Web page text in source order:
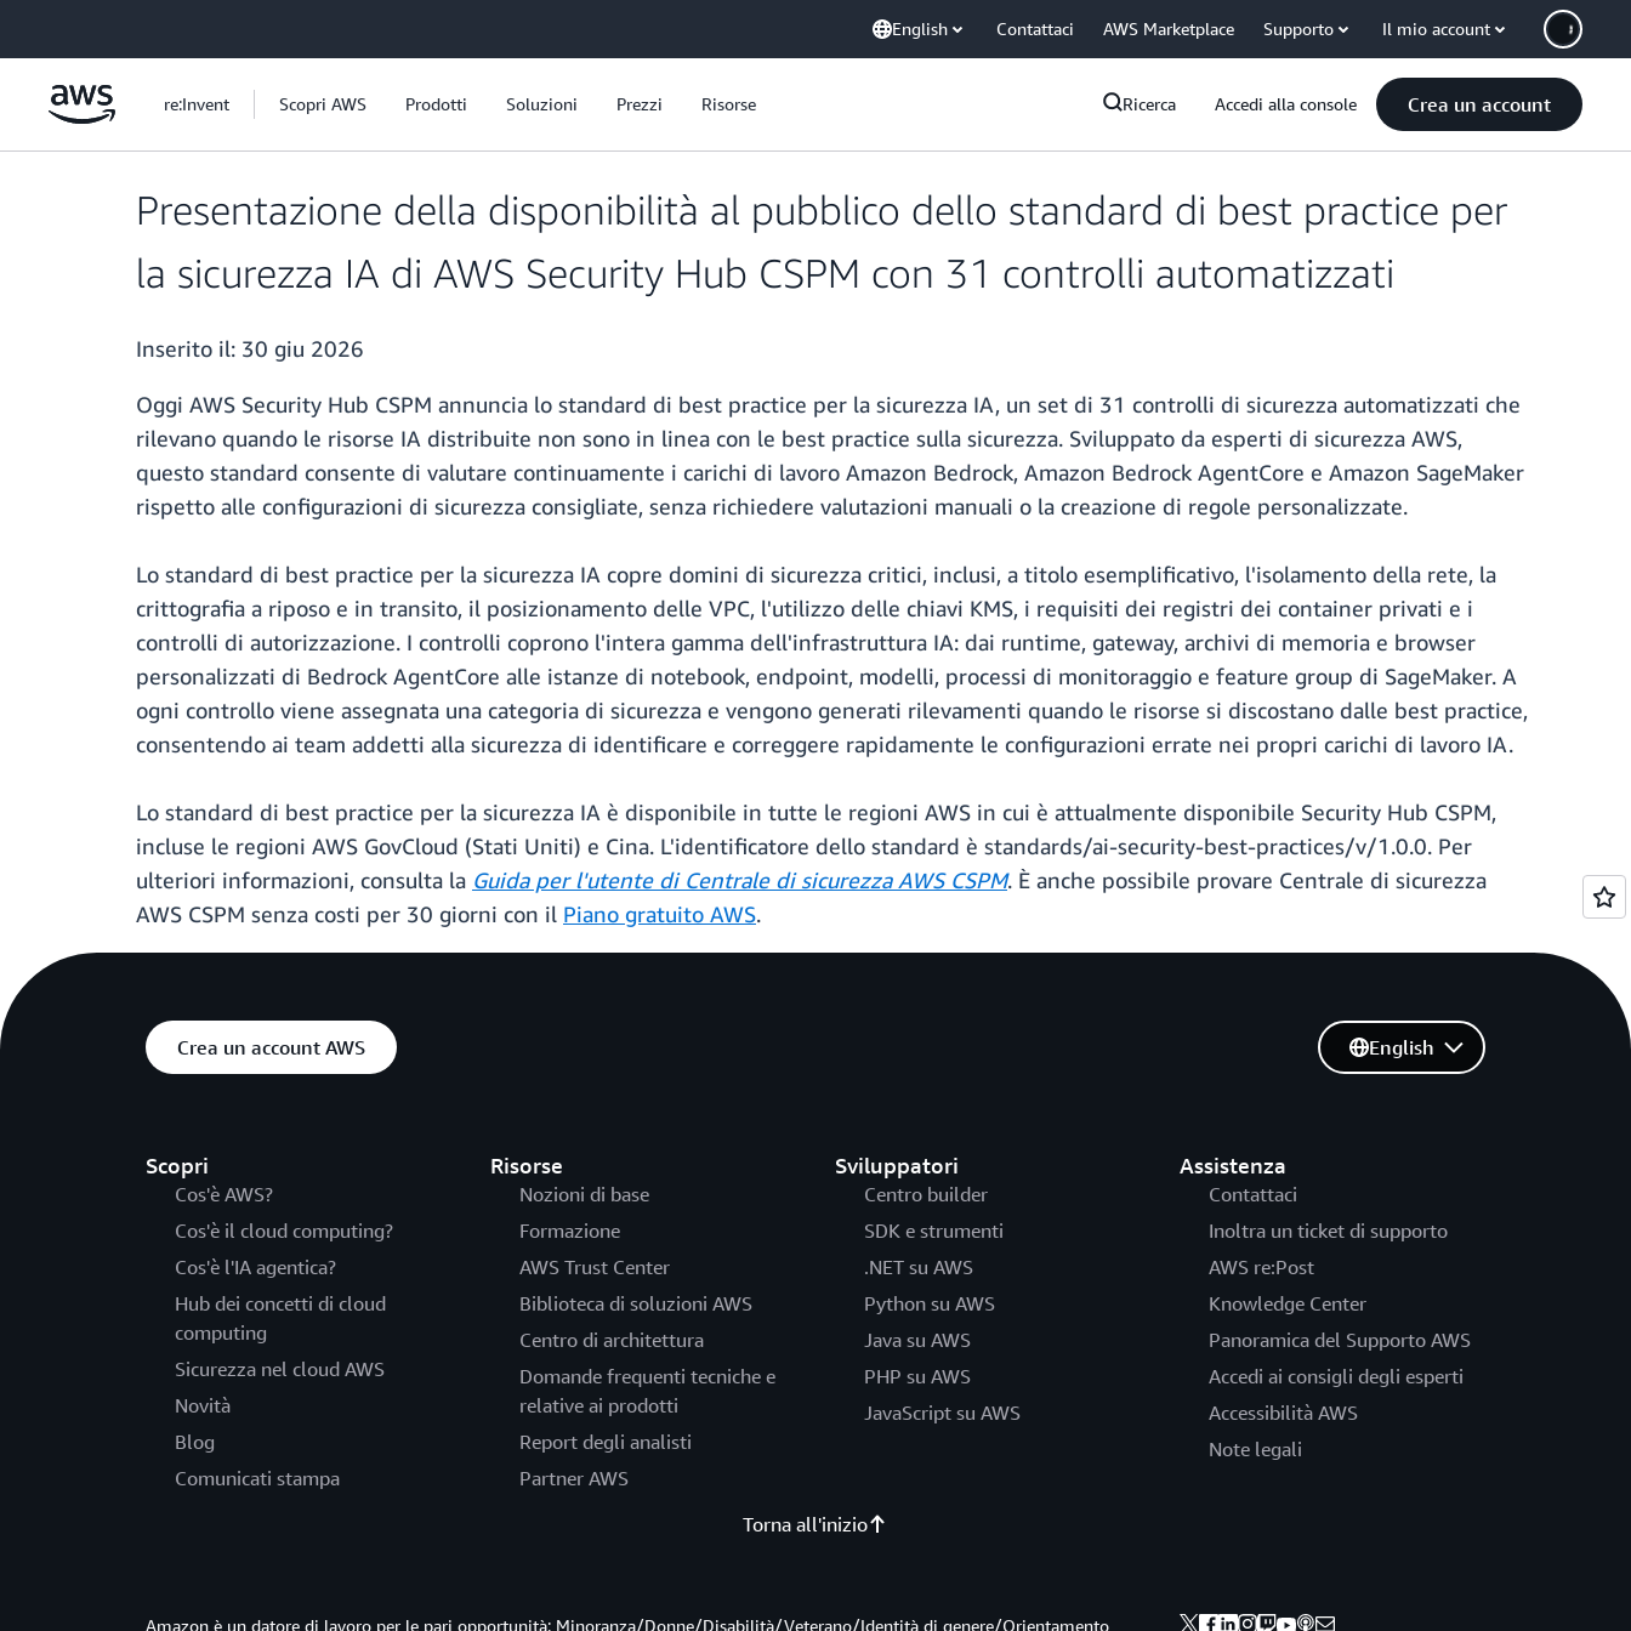
English Contattaci AWS Marketplace Supporto Il mio account
re:Invent Scopri AWS Prodotti Soluzioni Prezzi Risorse Ricerca Accedi alla console Crea un account
Presentazione della disponibilità al pubblico dello standard di best practice per
la sicurezza IA di AWS Security Hub CSPM con 31 controlli automatizzati
Inserito il: 30 giu 2026
Oggi AWS Security Hub CSPM annuncia lo standard di best practice per la sicurezza IA, un set di 31 controlli di sicurezza automatizzati che
rilevano quando le risorse IA distribuite non sono in linea con le best practice sulla sicurezza. Sviluppato da esperti di sicurezza AWS,
questo standard consente di valutare continuamente i carichi di lavoro Amazon Bedrock, Amazon Bedrock AgentCore e Amazon SageMaker
rispetto alle configurazioni di sicurezza consigliate, senza richiedere valutazioni manuali o la creazione di regole personalizzate.
Lo standard di best practice per la sicurezza IA copre domini di sicurezza critici, inclusi, a titolo esemplificativo, l'isolamento della rete, la
crittografia a riposo e in transito, il posizionamento delle VPC, l'utilizzo delle chiavi KMS, i requisiti dei registri dei container privati e i
controlli di autorizzazione. I controlli coprono l'intera gamma dell'infrastruttura IA: dai runtime, gateway, archivi di memoria e browser
personalizzati di Bedrock AgentCore alle istanze di notebook, endpoint, modelli, processi di monitoraggio e feature group di SageMaker. A
ogni controllo viene assegnata una categoria di sicurezza e vengono generati rilevamenti quando le risorse si discostano dalle best practice,
consentendo ai team addetti alla sicurezza di identificare e correggere rapidamente le configurazioni errate nei propri carichi di lavoro IA.
Lo standard di best practice per la sicurezza IA è disponibile in tutte le regioni AWS in cui è attualmente disponibile Security Hub CSPM,
incluse le regioni AWS GovCloud (Stati Uniti) e Cina. L'identificatore dello standard è standards/ai-security-best-practices/v/1.0.0. Per
ulteriori informazioni, consulta la Guida per l'utente di Centrale di sicurezza AWS CSPM. È anche possibile provare Centrale di sicurezza
AWS CSPM senza costi per 30 giorni con il Piano gratuito AWS.
Crea un account AWS
Scopri
Cos'è AWS?
Cos'è il cloud computing?
Cos'è l'IA agentica?
Hub dei concetti di cloud
computing
Sicurezza nel cloud AWS
Novità
Blog
Comunicati stampa
Risorse
Nozioni di base
Formazione
AWS Trust Center
Biblioteca di soluzioni AWS
Centro di architettura
Domande frequenti tecniche e
relative ai prodotti
Report degli analisti
Partner AWS
Sviluppatori
Centro builder
SDK e strumenti
.NET su AWS
Python su AWS
Java su AWS
PHP su AWS
JavaScript su AWS
Assistenza
Contattaci
Inoltra un ticket di supporto
AWS re:Post
Knowledge Center
Panoramica del Supporto AWS
Accedi ai consigli degli esperti
Accessibilità AWS
Note legali
English
Torna all'inizio
Amazon è un datore di lavoro per le pari opportunità: Minoranza/Donne/Disabilità/Veterano/Identità di genere/Orientamento